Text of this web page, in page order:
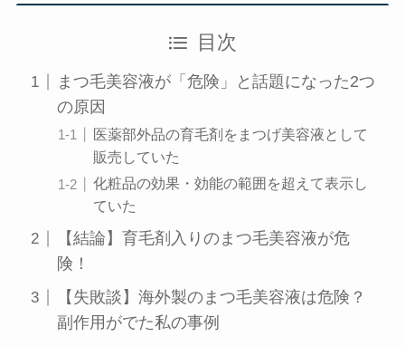
目次
まつ毛美容液が「危険」と話題になった2つ
の原因
医薬部外品の育毛剤をまつげ美容液として
販売していた
化粧品の効果・効能の範囲を超えて表示し
ていた
【結論】育毛剤入りのまつ毛美容液が危
険！
【失敗談】海外製のまつ毛美容液は危険？
副作用がでた私の事例